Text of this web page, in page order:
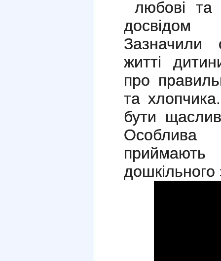
любові
Зазначили
житті
про
та
бути
Особлива
дошкільного